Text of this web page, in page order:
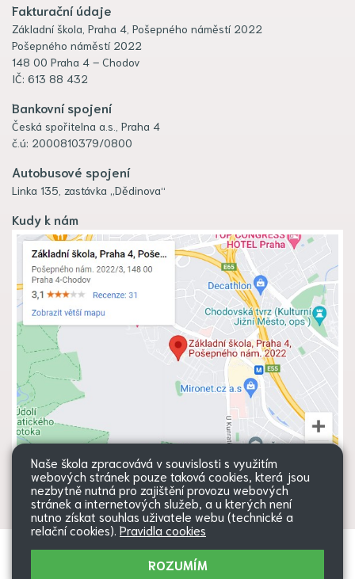
Fakturační údaje
Základní škola, Praha 4, Pošepného náměstí 2022
Pošepného náměstí 2022
148 00 Praha 4 – Chodov
IČ: 613 88 432
Bankovní spojení
Česká spořitelna a.s., Praha 4
č.ú: 2000810379/0800
Autobusové spojení
Linka 135, zastávka „Dědinova“
Kudy k nám
Všechna práva vyhrazena. Copyright
|Přihlásit|
Web školy
Naše škola zpracovává v souvislosti s využitím
webových stránek pouze taková cookies, která jsou
nezbytně nutná pro zajištění provozu webových
stránek a internetových služeb, a u kterých není
nutno získat souhlas uživatele webu (technické a
relační cookies). Pravidla cookies
ROZUMÍM